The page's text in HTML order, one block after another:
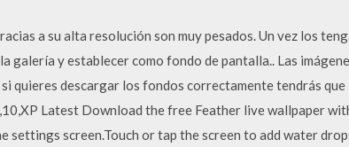
a su alta resolución son muy pesados. Un vez los
y establecer como fondo de pantalla.. Las
quieres descargar los fondos correctamente tendrás que
Latest Download the free Feather live wallpaper
screen.Touch or tap the screen to add water